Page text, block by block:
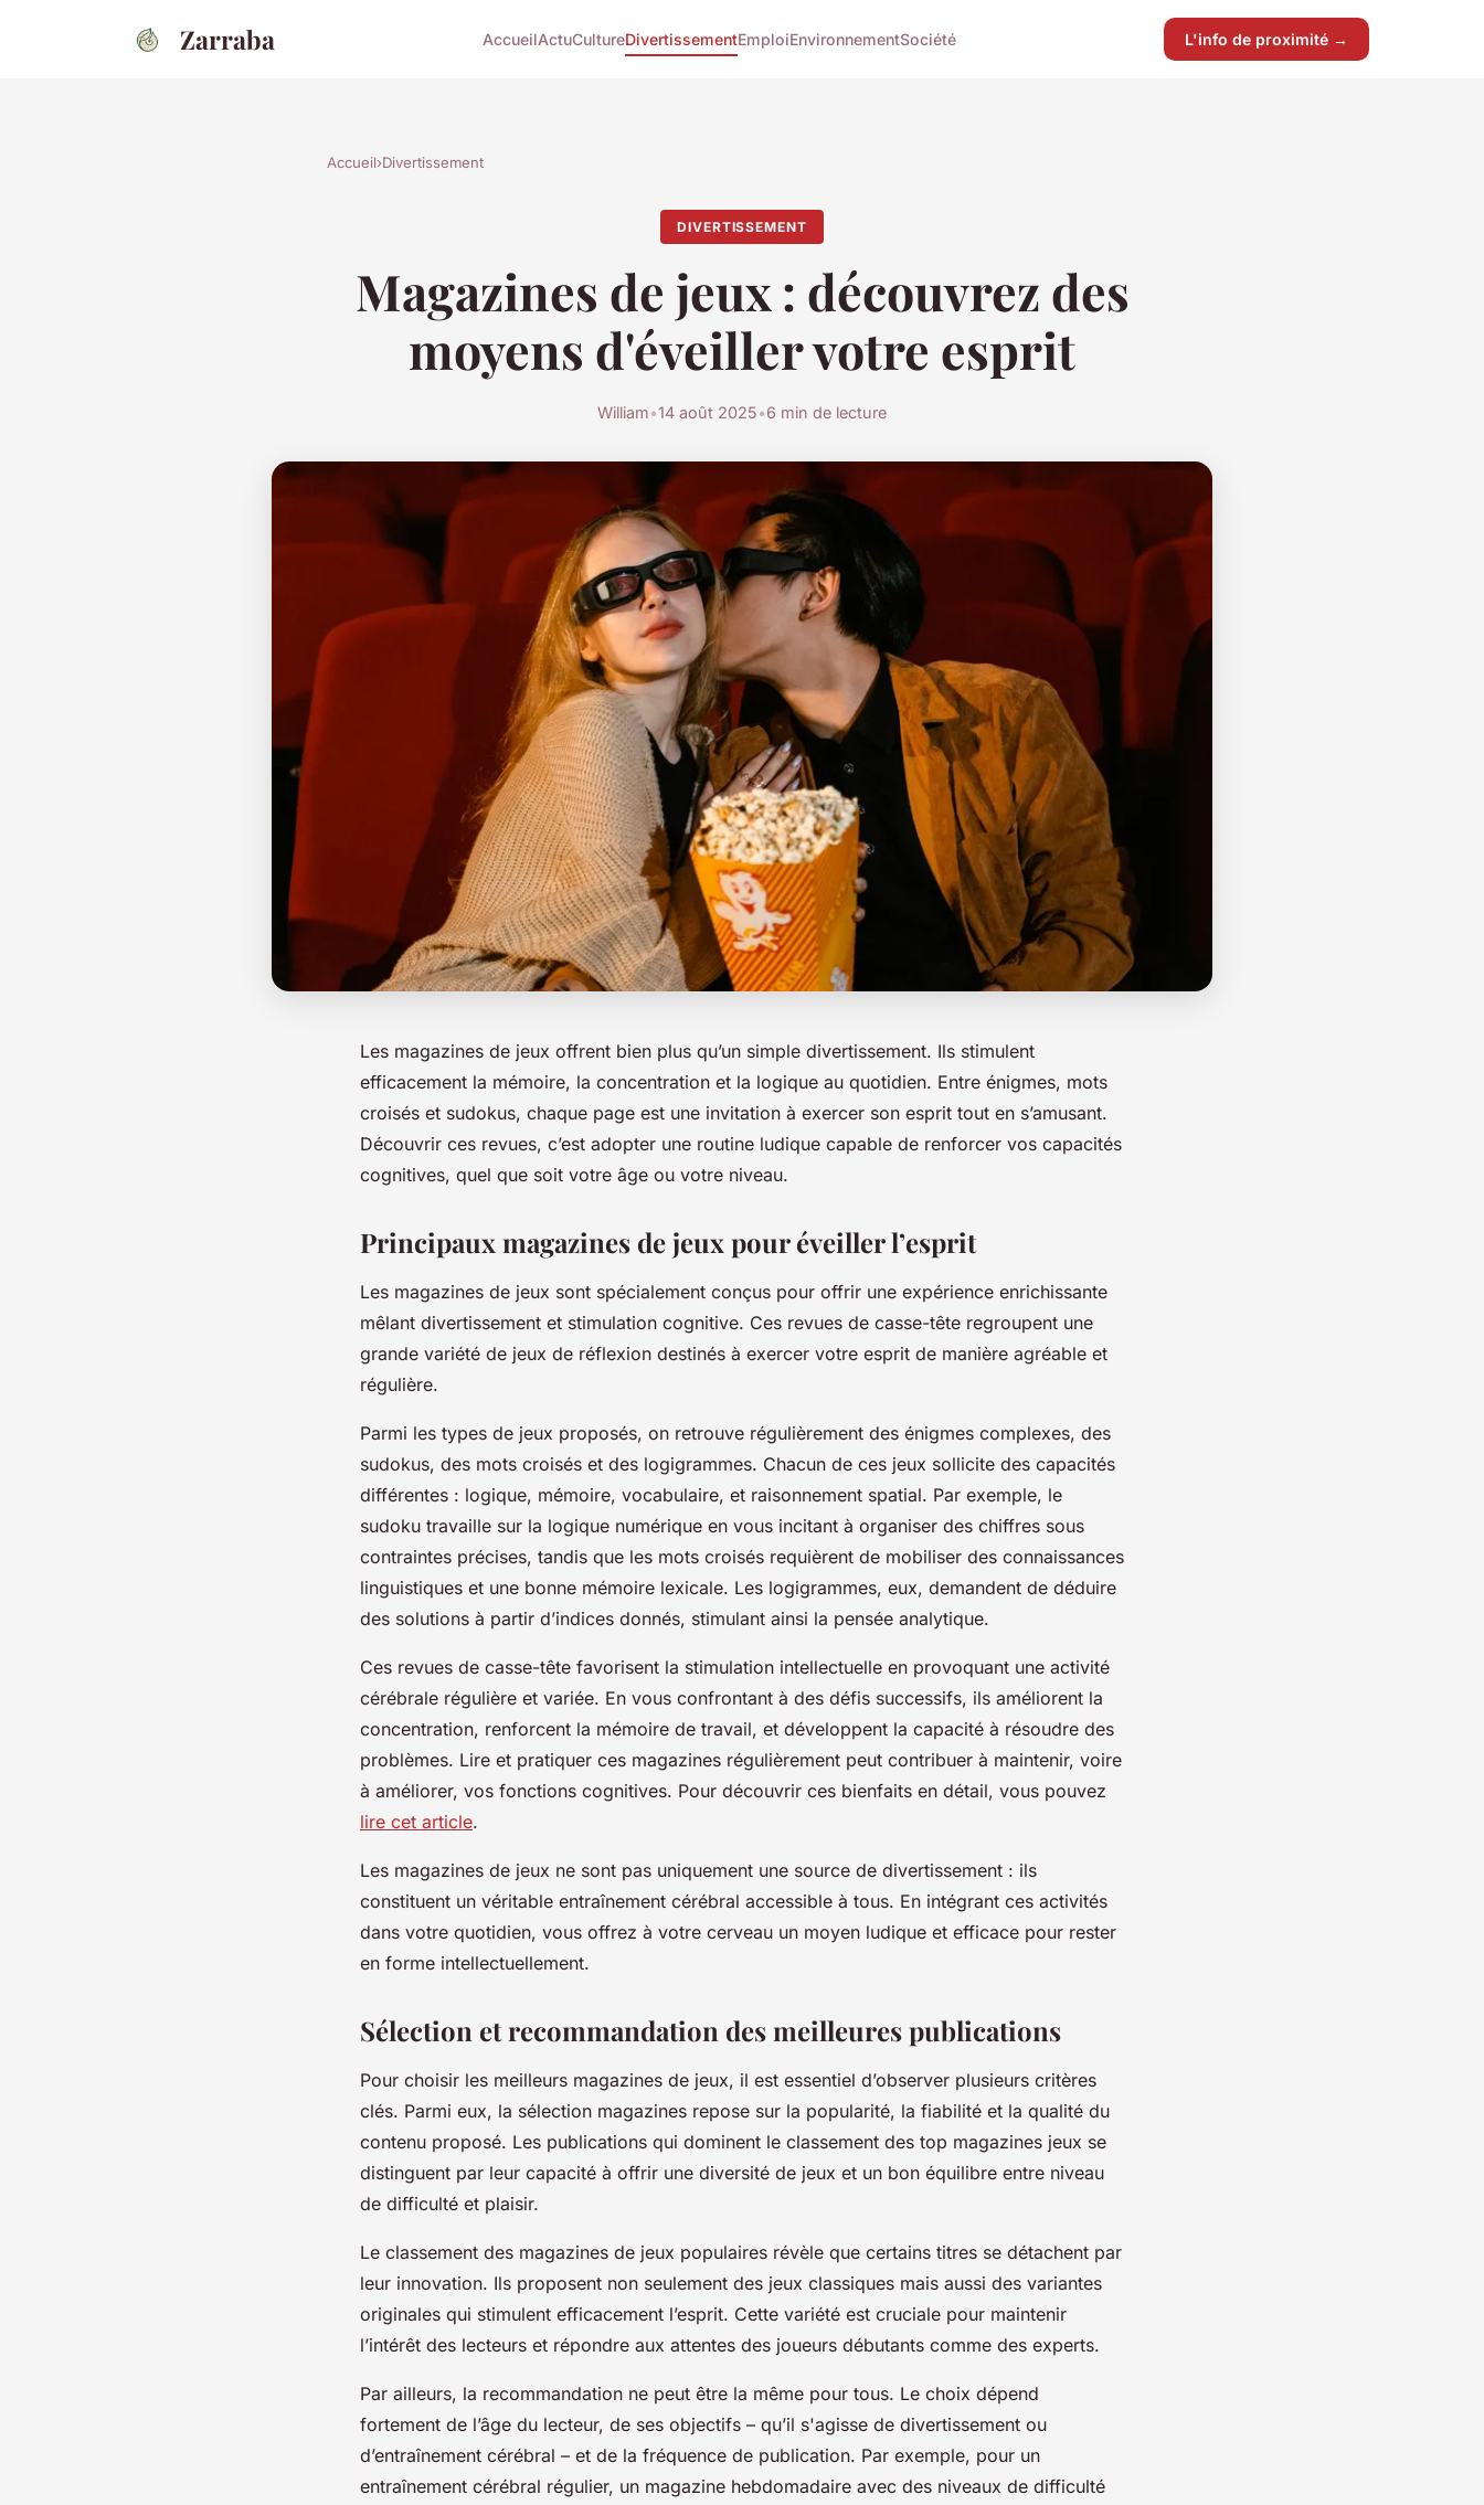
Zarraba AccueilActuCultureDivertissementEmploiEnvironnementSociété L'info de proximité →
Accueil›Divertissement
DIVERTISSEMENT
Magazines de jeux : découvrez des
moyens d'éveiller votre esprit
William•14 août 2025•6 min de lecture
Les magazines de jeux offrent bien plus qu’un simple divertissement. Ils stimulent
efficacement la mémoire, la concentration et la logique au quotidien. Entre énigmes, mots
croisés et sudokus, chaque page est une invitation à exercer son esprit tout en s’amusant.
Découvrir ces revues, c’est adopter une routine ludique capable de renforcer vos capacités
cognitives, quel que soit votre âge ou votre niveau.
Principaux magazines de jeux pour éveiller l’esprit
Les magazines de jeux sont spécialement conçus pour offrir une expérience enrichissante
mêlant divertissement et stimulation cognitive. Ces revues de casse-tête regroupent une
grande variété de jeux de réflexion destinés à exercer votre esprit de manière agréable et
régulière.
Parmi les types de jeux proposés, on retrouve régulièrement des énigmes complexes, des
sudokus, des mots croisés et des logigrammes. Chacun de ces jeux sollicite des capacités
différentes : logique, mémoire, vocabulaire, et raisonnement spatial. Par exemple, le
sudoku travaille sur la logique numérique en vous incitant à organiser des chiffres sous
contraintes précises, tandis que les mots croisés requièrent de mobiliser des connaissances
linguistiques et une bonne mémoire lexicale. Les logigrammes, eux, demandent de déduire
des solutions à partir d’indices donnés, stimulant ainsi la pensée analytique.
Ces revues de casse-tête favorisent la stimulation intellectuelle en provoquant une activité
cérébrale régulière et variée. En vous confrontant à des défis successifs, ils améliorent la
concentration, renforcent la mémoire de travail, et développent la capacité à résoudre des
problèmes. Lire et pratiquer ces magazines régulièrement peut contribuer à maintenir, voire
à améliorer, vos fonctions cognitives. Pour découvrir ces bienfaits en détail, vous pouvez
lire cet article.
Les magazines de jeux ne sont pas uniquement une source de divertissement : ils
constituent un véritable entraînement cérébral accessible à tous. En intégrant ces activités
dans votre quotidien, vous offrez à votre cerveau un moyen ludique et efficace pour rester
en forme intellectuellement.
Sélection et recommandation des meilleures publications
Pour choisir les meilleurs magazines de jeux, il est essentiel d’observer plusieurs critères
clés. Parmi eux, la sélection magazines repose sur la popularité, la fiabilité et la qualité du
contenu proposé. Les publications qui dominent le classement des top magazines jeux se
distinguent par leur capacité à offrir une diversité de jeux et un bon équilibre entre niveau
de difficulté et plaisir.
Le classement des magazines de jeux populaires révèle que certains titres se détachent par
leur innovation. Ils proposent non seulement des jeux classiques mais aussi des variantes
originales qui stimulent efficacement l’esprit. Cette variété est cruciale pour maintenir
l’intérêt des lecteurs et répondre aux attentes des joueurs débutants comme des experts.
Par ailleurs, la recommandation ne peut être la même pour tous. Le choix dépend
fortement de l’âge du lecteur, de ses objectifs – qu’il s'agisse de divertissement ou
d’entraînement cérébral – et de la fréquence de publication. Par exemple, pour un
entraînement cérébral régulier, un magazine hebdomadaire avec des niveaux de difficulté